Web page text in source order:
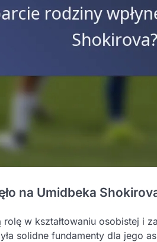
na Umidbeka
w kształtowaniu osobistej i
solidne fundamenty dla jego